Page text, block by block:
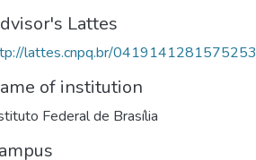
Lattes
lattes.cnpq.br/0419141281575253
of institution
Federal de Brasília